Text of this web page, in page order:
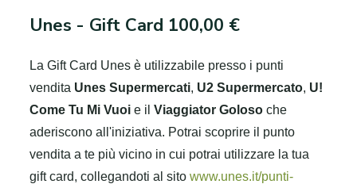
Unes - Gift Card 100,00 €
La Gift Card Unes è utilizzabile presso i punti
vendita Unes Supermercati, U2 Supermercato, U!
Come Tu Mi Vuoi e ilViaggiator Goloso che
aderiscono all'iniziativa. Potrai scoprire il punto
vendita a te più vicino in cui potrai utilizzare la tua
gift card, collegandoti al sitowww.unes.it/punti-